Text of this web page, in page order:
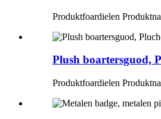
Produktfoardielen
Plush boartersguod,
Produktfoardielen